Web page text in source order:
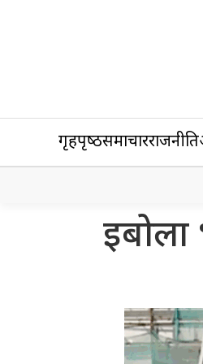
गृहपृष्‍ठसमाचारराजनीति
इबोला